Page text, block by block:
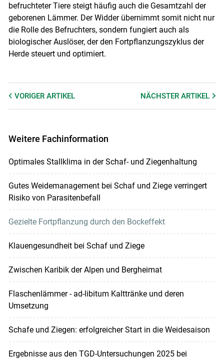
befruchteter Tiere steigt häufig auch die Gesamtzahl der
geborenen Lämmer. Der Widder übernimmt somit nicht nur
die Rolle des Befruchters, sondern fungiert auch als
biologischer Auslöser, der den Fortpflanzungszyklus der
Herde steuert und optimiert.
VORIGER ARTIKEL NÄCHSTERARTIKEL
Weitere Fachinformation
Optimales Stallklima in der Schaf- und Ziegenhaltung
Gutes Weidemanagement bei Schaf und Ziege verringert
Risiko von Parasitenbefall
Gezielte Fortpflanzung durch den Bockeffekt
Klauengesundheit bei Schaf und Ziege
Zwischen Karibik der Alpen und Bergheimat
Flaschenlämmer - ad-libitum Kalttränke und deren
Umsetzung
Schafe und Ziegen: erfolgreicher Start in die Weidesaison
Ergebnisse aus den TGD-Untersuchungen 2025 bei